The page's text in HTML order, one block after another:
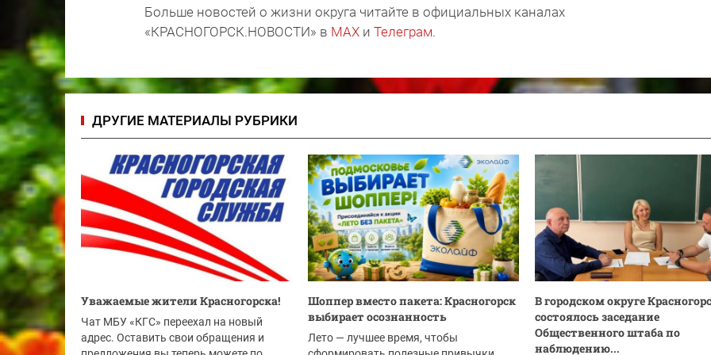
Больше новостей о жизни округа читайте в официальных каналах
«КРАСНОГОРСК.НОВОСТИ» в MAX и Телеграм.
ДРУГИЕ МАТЕРИАЛЫ РУБРИКИ
Уважаемые жители Красногорска!
Чат МБУ «КГС» переехал на новый
адрес. Оставить свои обращения и
Шоппер вместо пакета: Красногорск
выбирает осознанность
Лето — лучшее время, чтобы
В городском округе
состоялось заседание
Общественного штаба по
наблюдению...